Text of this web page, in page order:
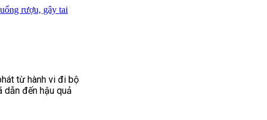
rượu, gây tai
từ hành vi đi bộ
dẫn đến hậu quả